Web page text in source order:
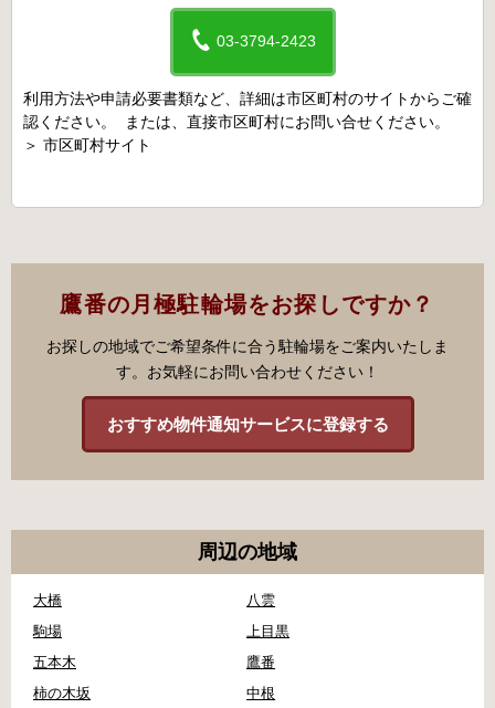
03-3794-2423
利用方法や申請必要書類など、詳細は市区町村のサイトからご確
認ください。 または、直接市区町村にお問い合せください。
＞ 市区町村サイト
鷹番の月極駐輪場をお探しですか？
お探しの地域でご希望条件に合う駐輪場をご案内いたしま
す。お気軽にお問い合わせください！
おすすめ物件通知サービスに登録する
周辺の地域
大橋
八雲
駒場
上目黒
五本木
鷹番
柿の木坂
中根